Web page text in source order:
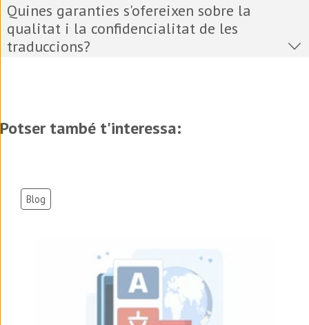
Quines garanties s'ofereixen sobre la
qualitat i la confidencialitat de les
traduccions?
Potser també t'interessa:
Blog